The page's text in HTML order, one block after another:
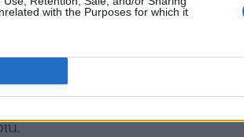
with the Purposes for which it
l’orgoglio e a lasciarsi andare.
una delusione e che il cuore sa